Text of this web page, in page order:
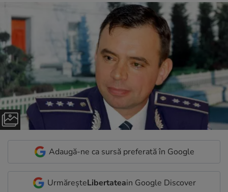
Adaugă-ne ca sursă preferată în Google
UrmăreșteLibertateain Google Discover